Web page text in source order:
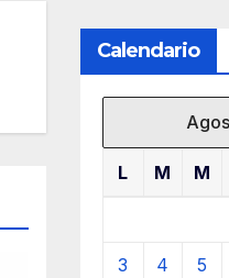
Calendario
L M M
3 4 5